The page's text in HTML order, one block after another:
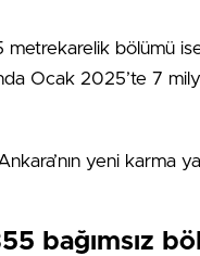
bölümü
Ocak 2025’te 7
Ankara’nın yeni
bağımsız